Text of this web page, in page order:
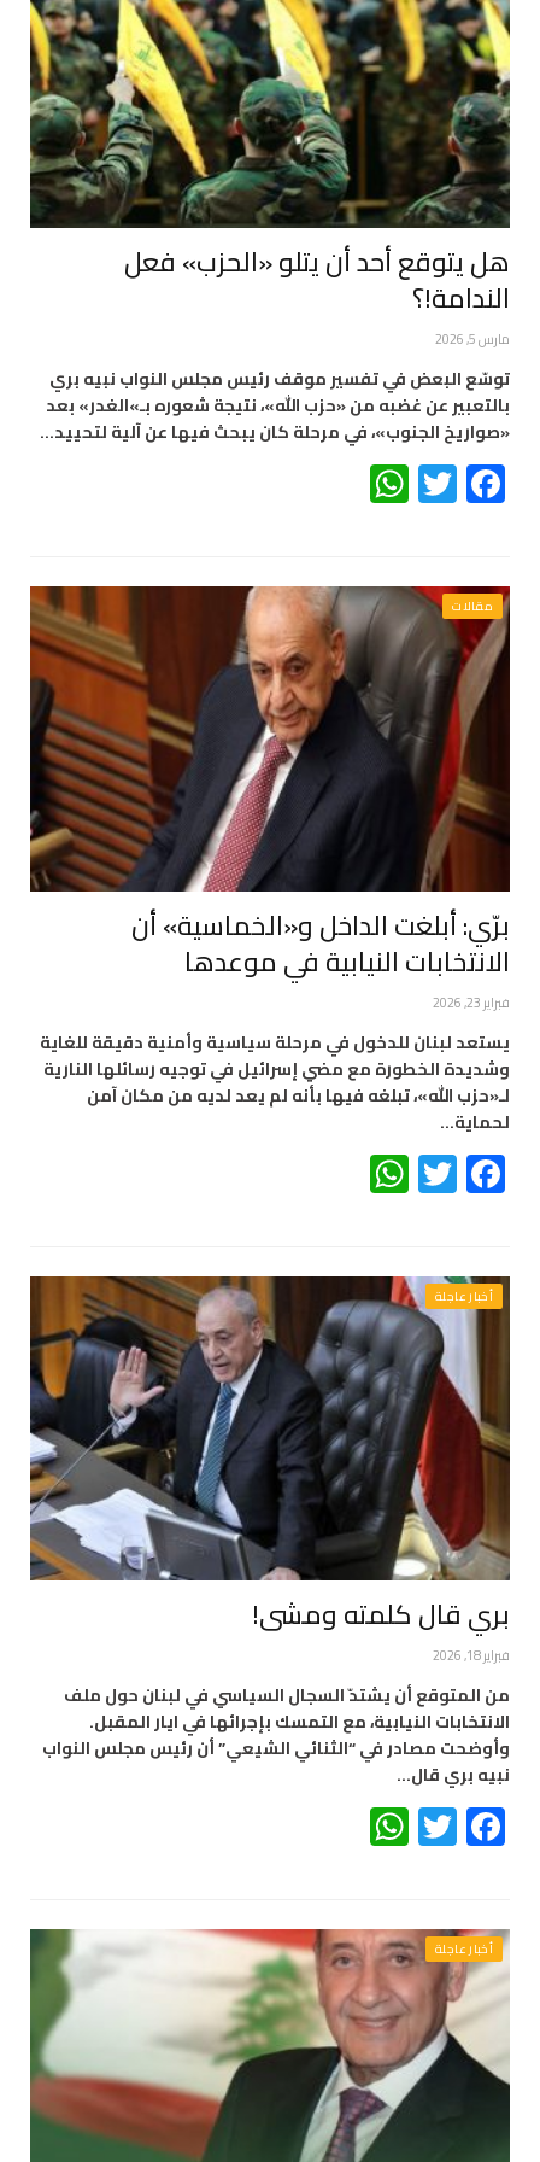
هل يتوقع أحد أن يتلو «الحزب» فعل
الندامة!؟
مارس 5, 2026
توسّع البعض في تفسير موقف رئيس مجلس النواب نبيه بري
بالتعبير عن غضبه من «حزب الله»، نتيجة شعوره بـ»الغدر» بعد
«صواريخ الجنوب»، في مرحلة كان يبحث فيها عن آلية لتحييد…
Facebook
Twitter
مقالات
برّي: أبلغت الداخل و«الخماسية» أن
الانتخابات النيابية في موعدها
فبراير 23, 2026
يستعد لبنان للدخول في مرحلة سياسية وأمنية دقيقة للغاية
وشديدة الخطورة مع مضي إسرائيل في توجيه رسائلها النارية
لـ«حزب الله»، تبلغه فيها بأنه لم يعد لديه من مكان آمن
لحماية…
Facebook
Twitter
أخبار عاجلة
بري قال كلمته ومشى!
فبراير 18, 2026
من المتوقع أن يشتدّ السجال السياسي في لبنان حول ملف
الانتخابات النيابية، مع التمسك بإجرائها في ايار المقبل.
وأوضحت مصادر في “الثنائي الشيعي” أن رئيس مجلس النواب
نبيه بري قال…
Facebook
Twitter
أخبار عاجلة